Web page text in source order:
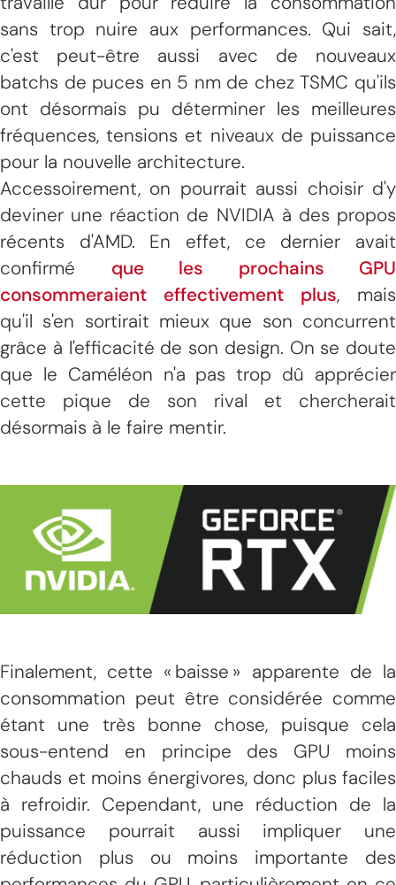
sans trop nuire aux performances. Qui sait,
c'est peut-être aussi avec de nouveaux
batchs de puces en 5 nm de chez TSMC qu'ils
ont désormais pu déterminer les meilleures
fréquences, tensions et niveaux de puissance
pour la nouvelle architecture.
Accessoirement, on pourrait aussi choisir d'y
deviner une réaction de NVIDIA à des propos
récents d'AMD. En effet, ce dernier avait
confirmé que les prochains GPU
consommeraient effectivement plus, mais
qu'il s'en sortirait mieux que son concurrent
grâce à l'efficacité de son design. On se doute
que le Caméléon n'a pas trop dû apprécier
cette pique de son rival et chercherait
désormais à le faire mentir.
Finalement, cette « baisse » apparente de la
consommation peut être considérée comme
étant une très bonne chose, puisque cela
sous-entend en principe des GPU moins
chauds et moins énergivores, donc plus faciles
à refroidir. Cependant, une réduction de la
puissance pourrait aussi impliquer une
réduction plus ou moins importante des